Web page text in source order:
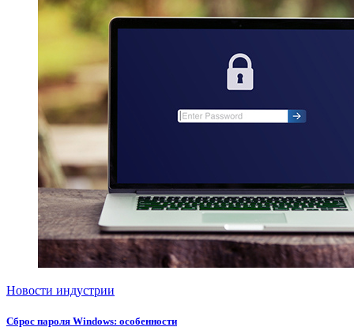
Новости индустрии
Сброс пароля Windows: особенности